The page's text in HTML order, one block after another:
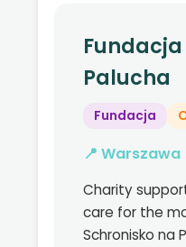
Palucha
Fundacja
📍 Warszawa
Charity
care for the
Schronisko na